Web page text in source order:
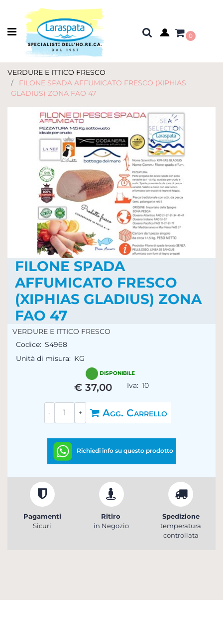
Open menu
0
VERDURE E ITTICO FRESCO
FILONE SPADA AFFUMICATO FRESCO (XIPHIAS
GLADIUS) ZONA FAO 47
FILONE SPADA
AFFUMICATO FRESCO
(XIPHIAS GLADIUS) ZONA
FAO 47
VERDURE E ITTICO FRESCO
Codice: S4968
Unità di misura: KG
DISPONIBILE
€ 37,00 Iva: 10
Quantità
Agg. Carrello
Richiedi info su questo prodotto
Pagamenti
Sicuri
Ritiro
in Negozio
Spedizione
temperatura
controllata